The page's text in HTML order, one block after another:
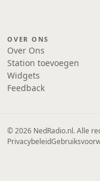
OVER ONS
Over Ons
Station toevoegen
Widgets
Feedback
© 2026 NedRadio.nl. Alle
Privacybeleid